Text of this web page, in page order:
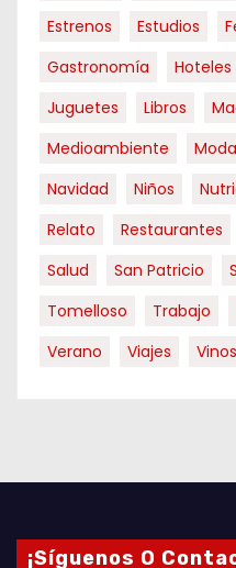
Estrenos
Estudios
Gastronomía
Hoteles
Juguetes
Libros
Medioambiente
Moda
Navidad
Niños
Relato
Restaurantes
Salud
San Patricio
Tomelloso
Trabajo
Verano
Viajes Vinos
¡Síguenos O